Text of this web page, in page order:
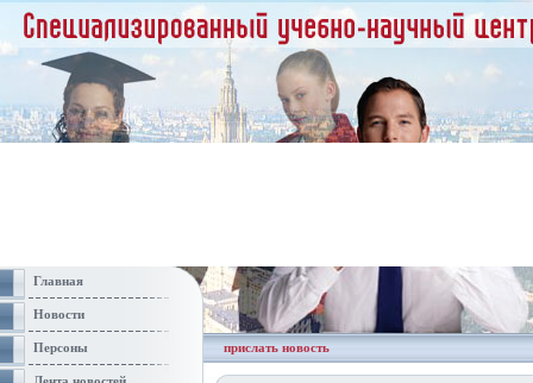
Главная
Новости
Персоны прислать новость